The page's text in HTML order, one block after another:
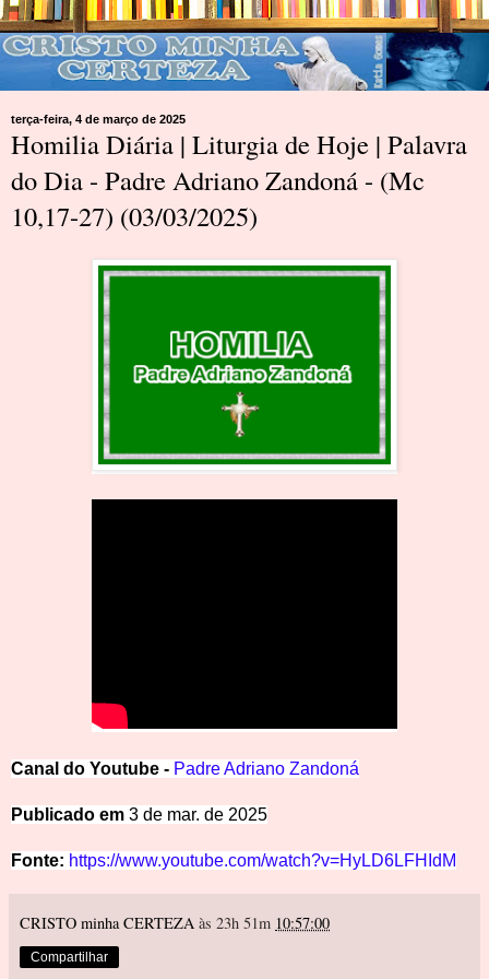
terça-feira, 4 de março de 2025
Homilia Diária | Liturgia de Hoje | Palavra
do Dia - Padre Adriano Zandoná - (Mc
10,17-27) (03/03/2025)
Canal do Youtube - Padre Adriano Zandoná
Publicado em 3 de mar. de 2025
Fonte: https://www.youtube.com/watch?v=HyLD6LFHIdM
CRISTO minha CERTEZA às 23h 51m 10:57:00
Compartilhar